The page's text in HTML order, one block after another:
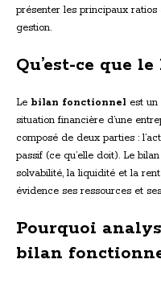
présenter les principaux
gestion.
Qu’est-ce que
Le bilan fonctionnel est
situation financière d’une
composé de deux parties :
passif (ce qu’elle doit). Le
solvabilité, la liquidité et la
évidence ses ressources et
Pourquoi
bilan